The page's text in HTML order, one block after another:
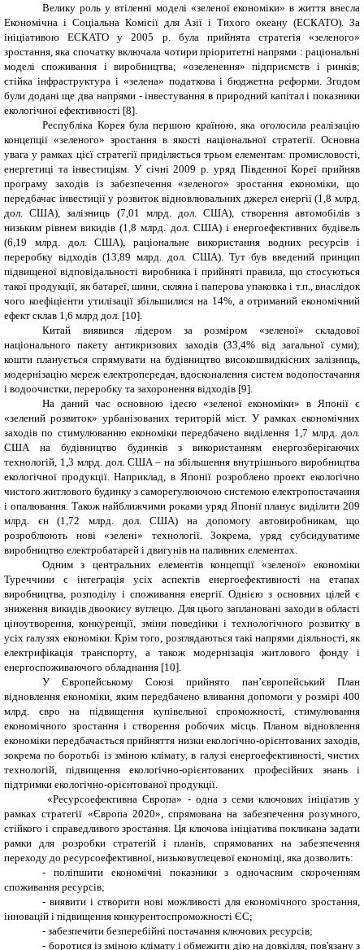
Велику роль у втіленні моделі «зеленої економіки» в життя внесла
Економічна і Соціальна Комісії для Азії і Тихого океану (ЕСКАТО). За
ініціативою ЕСКАТО у 2005 р. була прийнята стратегія «зеленого»
зростання, яка спочатку включала чотири пріоритетні напрями : раціональні
моделі споживання і виробництва; «озеленення» підприємств і ринків;
стійка інфраструктура і «зелена» податкова і бюджетна реформи. Згодом
були додані ще два напрями - інвестування в природний капітал і показники
екологічної ефективності [8]
Республіка Корея була першою країною, яка оголосила реалізацію
концепції «зеленого» зростання в якості національної стратегії. Основна
увага у рамках цієї стратегії приділяється трьом елементам: промисловості,
енергетиці та інвестиціям. У січні 2009 р. уряд Південної Кореї прийняв
програму заходів із забезпечення «зеленого» зростання економіки, що
передбачає інвестиції у розвиток відновлювальних джерел енергії (1,8 млрд.
дол. США), залізниць (7,01 млрд. дол. США), створення автомобілів з
низьким рівнем викидів (1,8 млрд. дол. США) і енергоефективних будівель
(6,19 млрд. дол. США), раціональне використання водних ресурсів і
переробку відходів (13,89 млрд. дол. США). Тут був введений принцип
підвищеної відповідальності виробника і прийняті правила, що стосуються
такої продукції, як батареї, шини, скляна і паперова упаковка і т.п., внаслідок
чого коефіцієнти утилізації збільшилися на 14%, а отриманий економічний
ефект склав 1,6 млрд дол. [10].
Китай виявився лідером за розміром «зеленої» складової
національного пакету антикризових заходів (33,4% від загальної суми);
кошти планується спрямувати на будівництво високошвидкісних залізниць,
модернізацію мереж електропередач, вдосконалення систем водопостачання
і водоочистки, переробку та захоронення відходів [9].
На даний час основною ідеєю «зеленої економіки» в Японії є
«зелений розвиток» урбанізованих територій міст. У рамках економічних
заходів по стимулюванню економіки передбачено виділення 1,7 млрд. дол.
США на будівництво будинків з використанням енергозберігаючих
технологій, 1,3 млрд. дол. США – на збільшення внутрішнього виробництва
екологічної продукції. Наприклад, в Японії розроблено проект екологічно
чистого житлового будинку з саморегулюючою системою електропостачання
і опалювання. Також найближчими роками уряд Японії планує виділити 209
млрд. єн (1,72 млрд. дол. США) на допомогу автовиробникам, що
розроблюють нові «зелені» технології. Зокрема, уряд субсидуватиме
виробництво електробатарей і двигунів на паливних елементах.
Одним з центральних елементів концепції «зеленої» економіки
Туреччини є інтеграція усіх аспектів енергоефективності на етапах
виробництва, розподілу і споживання енергії. Однією з основних цілей є
зниження викидів двоокису вуглецю. Для цього заплановані заходи в області
ціноутворення, конкуренції, зміни поведінки і технологічного розвитку в
усіх галузях економіки. Крім того, розглядаються такі напрями діяльності, як
електрифікація транспорту, а також модернізація житлового фонду і
енергоспоживаючого обладнання [1 0]
У Європейському Союзі прийнято пан’європейський План
відновлення економіки, яким передбачено вливання допомоги у розмірі 400
млрд. євро на підвищення купівельної спроможності, стимулювання
економічного зростання і створення робочих місць. Планом відновлення
економіки передбачається прийняття низки екологічно-орієнтованих заходів,
зокрема по боротьбі із зміною клімату, в галузі енергоефективності, чистих
технологій, підвищення екологічно-орієнтованих професійних знань і
підтримки екологічно-орієнтованої продукції.
«Ресурсоефективна Європа» - одна з семи ключових ініціатив у
рамках стратегії «Європа 2020», спрямована на забезпечення розумного,
стійкого і справедливого зростання. Ця ключова ініціатива покликана задати
рамки для розробки стратегій і планів, спрямованих на забезпечення
переходу до ресурсоефективної, низьковуглецевої економіці, яка дозволить:
-
поліпшити економічні показники з одночасним скороченням
споживання ресурсів;
- виявити і створити нові можливості для економічного зростання,
інновацій і підвищення конкурентоспроможності ЄС;
- забезпечити безперебійні постачання ключових ресурсів;
- боротися із зміною клімату і обмежити дію на довкілля, пов'язану з